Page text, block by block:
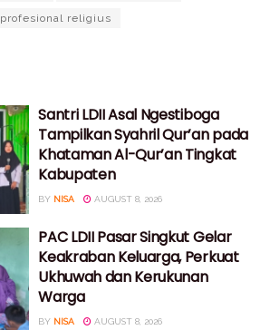
profesional religius
Santri LDII Asal Ngestiboga
Tampilkan Syahril Qur’an pada
Khataman Al-Qur’an Tingkat
Kabupaten
BY NISA AUGUST 8, 2026
PAC LDII Pasar Singkut Gelar
Keakraban Keluarga, Perkuat
Ukhuwah dan Kerukunan
Warga
BY NISA AUGUST 8, 2026